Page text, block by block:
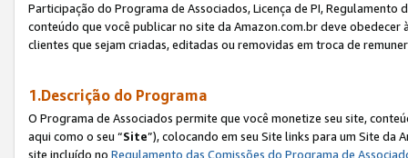
Participação do Programa de Associados, Licença de PI,
conteúdo que você publicar no site da Amazon.com.br deve
clientes que sejam criadas, editadas ou removidas em troca de
1.Descrição do Programa
O Programa de Associados permite que você monetize seu site,
aqui como o seu “Site”), colocando em seu Site links para um Site da
site incluído no Regulamento das Comissões do Programa de